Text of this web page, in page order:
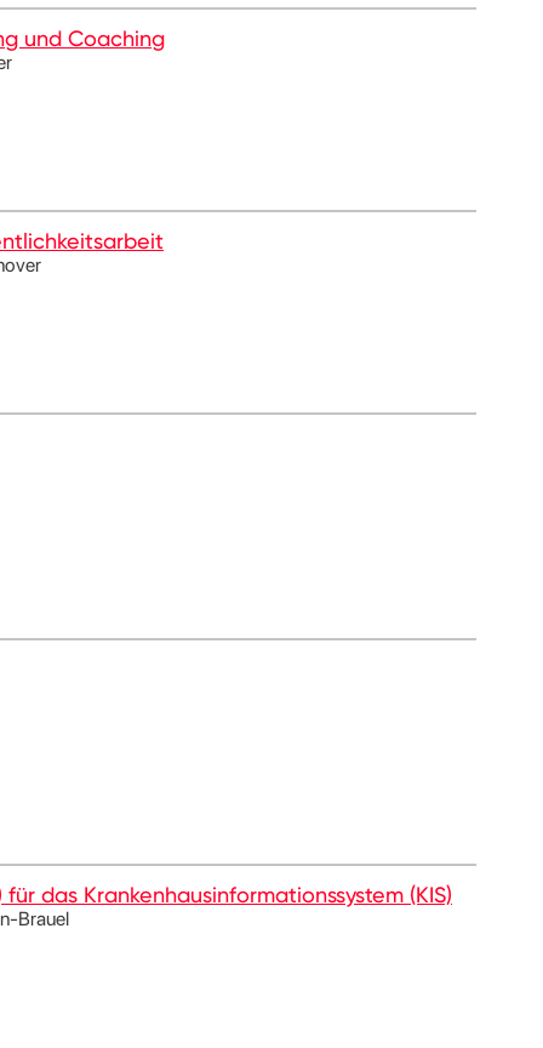
und Coaching
das Krankenhausinformationssystem (KIS)
Brauel